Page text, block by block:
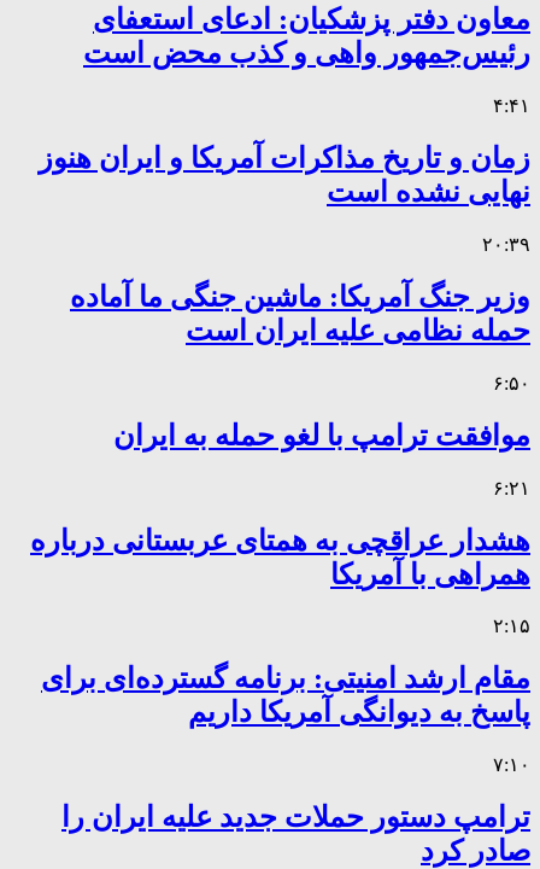
معاون دفتر پزشکیان: ادعای استعفای
رئیس‌جمهور واهی و کذب محض است
۴:۴۱
زمان و تاریخ مذاکرات آمریکا و ایران هنوز
نهایی نشده است
۲۰:۳۹
وزیر جنگ آمریکا: ماشین جنگی ما آماده
حمله نظامی علیه ایران است
۶:۵۰
موافقت ترامپ با لغو حمله به ایران
۶:۲۱
هشدار عراقچی به همتای عربستانی درباره
همراهی با آمریکا
۲:۱۵
مقام ارشد امنیتی: برنامه گسترده‌ای برای
پاسخ به دیوانگی آمریکا داریم
۷:۱۰
ترامپ دستور حملات جدید علیه ایران را
صادر کرد